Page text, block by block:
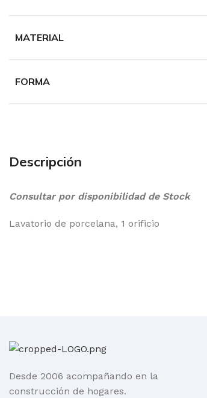
MATERIAL
FORMA
Descripción
Consultar por disponibilidad de Stock
Lavatorio de porcelana, 1 orificio
Desde 2006 acompañando en la
construcción de hogares.